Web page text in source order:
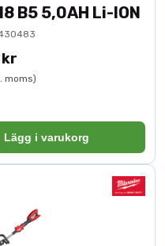
B5 5,0AH Li-ION
kr
moms)
Lägg i varukorg